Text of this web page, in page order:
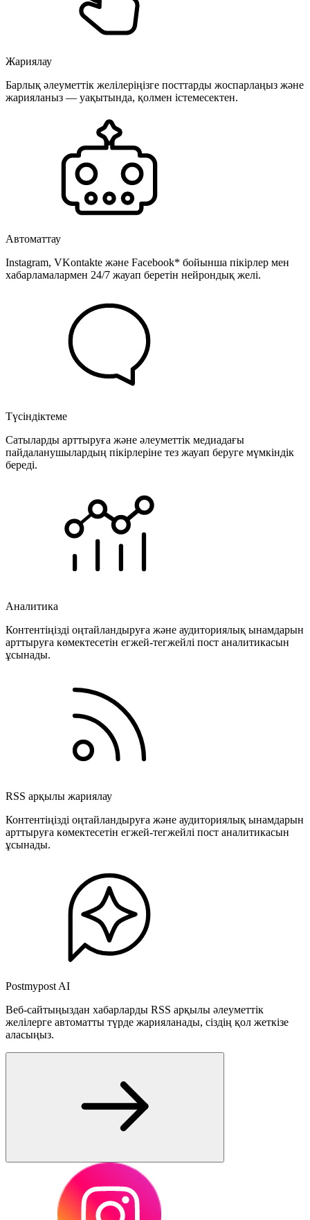
Жариялау
Барлық әлеуметтік желілеріңізге посттарды жоспарлаңыз және
жарияланыз — уақытында, қолмен істемесектен.
Автоматтау
Instagram, VKontakte және Facebook* бойынша пікірлер мен
хабарламалармен 24/7 жауап беретін нейрондық желі.
Түсіндіктеме
Сатыларды арттыруға және әлеуметтік медиадағы
пайдаланушылардың пікірлеріне тез жауап беруге мүмкіндік
береді.
Аналитика
Контентіңізді оңтайландыруға және аудиториялық ынамдарын
арттыруға көмектесетін егжей-тегжейлі пост аналитикасын
ұсынады.
RSS арқылы жариялау
Контентіңізді оңтайландыруға және аудиториялық ынамдарын
арттыруға көмектесетін егжей-тегжейлі пост аналитикасын
ұсынады.
Postmypost AI
Веб-сайтыңыздан хабарларды RSS арқылы әлеуметтік
желілерге автоматты түрде жарияланады, сіздің қол жеткізе
аласыңыз.